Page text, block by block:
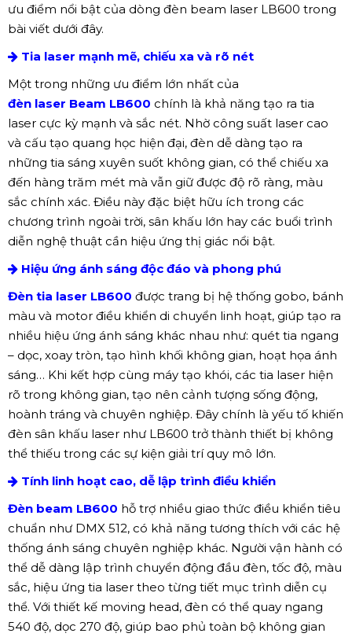
ưu điểm nổi bật của dòng đèn beam laser LB600 trong
bài viết dưới đây.
Tia laser mạnh mẽ, chiếu xa và rõ nét
Một trong những ưu điểm lớn nhất của
đèn laser Beam LB600 chính là khả năng tạo ra tia
laser cực kỳ mạnh và sắc nét. Nhờ công suất laser cao
và cấu tạo quang học hiện đại, đèn dễ dàng tạo ra
những tia sáng xuyên suốt không gian, có thể chiếu xa
đến hàng trăm mét mà vẫn giữ được độ rõ ràng, màu
sắc chính xác. Điều này đặc biệt hữu ích trong các
chương trình ngoài trời, sân khấu lớn hay các buổi trình
diễn nghệ thuật cần hiệu ứng thị giác nổi bật.
Hiệu ứng ánh sáng độc đáo và phong phú
Đèn tia laser LB600 được trang bị hệ thống gobo, bánh
màu và motor điều khiển di chuyển linh hoạt, giúp tạo ra
nhiều hiệu ứng ánh sáng khác nhau như: quét tia ngang
– dọc, xoay tròn, tạo hình khối không gian, hoạt họa ánh
sáng… Khi kết hợp cùng máy tạo khói, các tia laser hiện
rõ trong không gian, tạo nên cảnh tượng sống động,
hoành tráng và chuyên nghiệp. Đây chính là yếu tố khiến
đèn sân khấu laser như LB600 trở thành thiết bị không
thể thiếu trong các sự kiện giải trí quy mô lớn.
Tính linh hoạt cao, dễ lập trình điều khiển
Đèn beam LB600 hỗ trợ nhiều giao thức điều khiển tiêu
chuẩn như DMX 512, có khả năng tương thích với các hệ
thống ánh sáng chuyên nghiệp khác. Người vận hành có
thể dễ dàng lập trình chuyển động đầu đèn, tốc độ, màu
sắc, hiệu ứng tia laser theo từng tiết mục trình diễn cụ
thể. Với thiết kế moving head, đèn có thể quay ngang
540 độ, dọc 270 độ, giúp bao phủ toàn bộ không gian